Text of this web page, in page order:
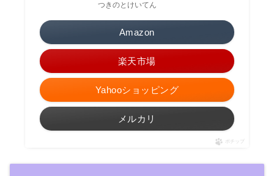
つきのとけいてん
Amazon
楽天市場
Yahooショッピング
メルカリ
ポチップ